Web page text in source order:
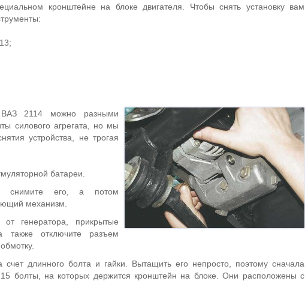
кронштейне на блоке двигателя. Чтобы снять установку вам
ВАЗ 2114 можно разными
силового агрегата, но мы
устройства, не трогая
батареи.
снимите его, а потом
механизм.
генератора, прикрытые
также отключите разъем
счет длинного болта и гайки. Вытащить его непросто, поэтому сначала
15 болты, на которых держится кронштейн на блоке. Они расположены с